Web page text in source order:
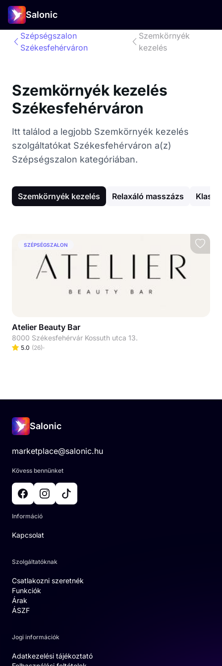
Salonic
Szépségszalon
Székesfehérváron
Szemkörnyék
kezelés
Szemkörnyék kezelés
Székesfehérváron
Itt találod a legjobb Szemkörnyék kezelés
szolgáltatókat Székesfehérváron a(z)
Szépségszalon kategóriában.
Szemkörnyék kezelés Relaxáló masszázs
SZÉPSÉGSZALON
Atelier Beauty Bar
8000 Székesfehérvár Kossuth utca 13.
5.0 (26)
Salonic
marketplace@salonic.hu
Kövess bennünket
Információ
Kapcsolat
Szolgáltatóknak
Csatlakozni szeretnék
Funkciók
Árak
ÁSZF
Jogi információk
Adatkezelési tájékoztató